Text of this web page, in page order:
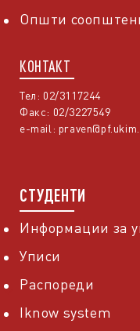
Општи
КОНТАКТ
Тел: 02/3117244
Факс: 02/3227549
e-mail:
СТУДЕНТИ
Информации за
Уписи
Распореди
Iknow system